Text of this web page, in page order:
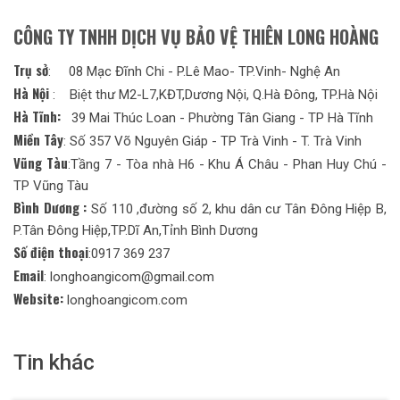
CÔNG TY TNHH DỊCH VỤ BẢO VỆ THIÊN LONG HOÀNG
Trụ sở: 08 Mạc Đĩnh Chi - P.Lê Mao- TP.Vinh- Nghệ An
Hà Nội : Biệt thư M2-L7,KĐT,Dương Nội, Q.Hà Đông, TP.Hà Nội
Hà Tĩnh: 39 Mai Thúc Loan - Phường Tân Giang - TP Hà Tĩnh
Miền Tây: Số 357 Võ Nguyên Giáp - TP Trà Vinh - T. Trà Vinh
Vũng Tàu:Tầng 7 - Tòa nhà H6 - Khu Á Châu - Phan Huy Chú -
TP Vũng Tàu
Bình Dương : Số 110 ,đường số 2, khu dân cư Tân Đông Hiệp B,
P.Tân Đông Hiệp,TP.Dĩ An,Tỉnh Bình Dương
Số điện thoại:0917 369 237
Email: longhoangicom@gmail.com
Website: longhoangicom.com
Tin khác